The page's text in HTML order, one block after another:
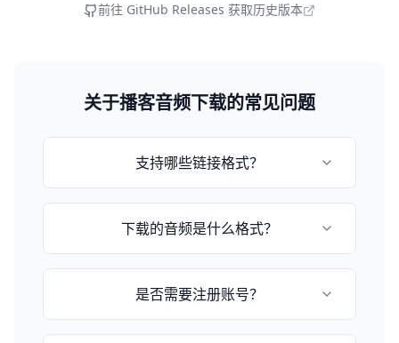
前往 GitHub Releases 获取历史版本
关于播客音频下载的常见问题
支持哪些链接格式？
接，格式为：
https://www.xiaoyuzhoufm.com/episode/[节
目ID] 或 https://podcasts.apple.com/[国
家]/podcast/[播客名称]/id[播客ID]
下载的音频是什么格式？
MP3或M4A格式。是否需要注册账号？